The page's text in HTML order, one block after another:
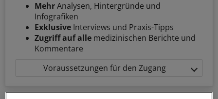
MehrAnalysen, Hintergründe und
Infografiken
Exklusive Interviews und Praxis-Tipps
Zugriff auf alle medizinischen Berichte und
Kommentare
Voraussetzungen für den Zugang